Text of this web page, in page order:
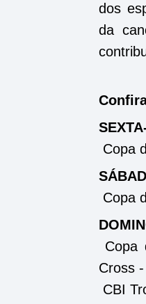
dos
da
Copa
Copa
Copa
Cross
CBI